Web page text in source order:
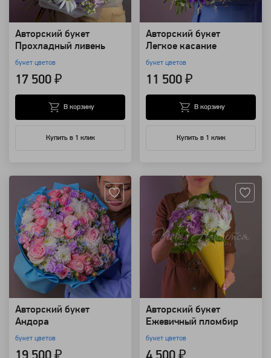
Авторский букет
Прохладный ливень
букет цветов
17 500 ₽
Купить в 1 клик
В корзину
Авторский букет
Легкое касание
букет цветов
11 500 ₽
Купить в 1 клик
В корзину
Авторский букет
Андора
букет цветов
Авторский букет
Ежевичный пломбир
букет цветов